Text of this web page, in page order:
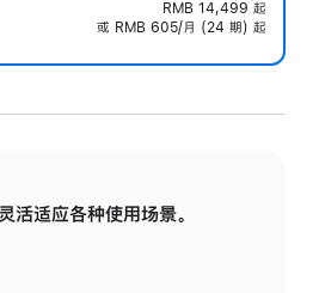
RMB 14,499 起
或 RMB 605/月 (24 期) 起
活适应各种使用场景。